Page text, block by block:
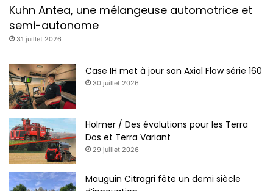
Kuhn Antea, une mélangeuse automotrice et
semi-autonome
31 juillet 2026
Case IH met à jour son Axial Flow série 160
30 juillet 2026
Holmer / Des évolutions pour les Terra
Dos et Terra Variant
29 juillet 2026
Mauguin Citragri fête un demi siècle